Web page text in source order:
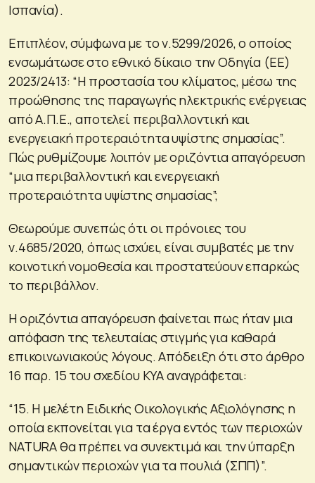
Ισπανία).
Επιπλέον, σύμφωνα με το ν.5299/2026, ο οποίος
ενσωμάτωσε στο εθνικό δίκαιο την Οδηγία (ΕΕ)
2023/2413: “Η προστασία του κλίματος, μέσω της
προώθησης της παραγωγής ηλεκτρικής ενέργειας
από Α.Π.Ε., αποτελεί περιβαλλοντική και
ενεργειακή προτεραιότητα υψίστης σημασίας”.
Πώς ρυθμίζουμε λοιπόν με οριζόντια απαγόρευση
“μια περιβαλλοντική και ενεργειακή
προτεραιότητα υψίστης σημασίας”;
Θεωρούμε συνεπώς ότι οι πρόνοιες του
ν.4685/2020, όπως ισχύει, είναι συμβατές με την
κοινοτική νομοθεσία και προστατεύουν επαρκώς
το περιβάλλον.
Η οριζόντια απαγόρευση φαίνεται πως ήταν μια
απόφαση της τελευταίας στιγμής για καθαρά
επικοινωνιακούς λόγους. Απόδειξη ότι στο άρθρο
16 παρ. 15 του σχεδίου ΚΥΑ αναγράφεται:
“15. Η μελέτη Ειδικής Οικολογικής Αξιολόγησης η
οποία εκπονείται για τα έργα εντός των περιοχών
NATURA θα πρέπει να συνεκτιμά και την ύπαρξη
σημαντικών περιοχών για τα πουλιά (ΣΠΠ)”.